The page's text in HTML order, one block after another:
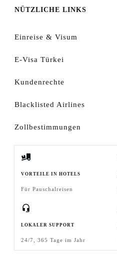
NÜTZLICHE LINKS
Einreise & Visum
E-Visa Türkei
Kundenrechte
Blacklisted Airlines
Zollbestimmungen
VORTEILE IN HOTELS
Für Pauschalreisen
LOKALER SUPPORT
24/7, 365 Tage im Jahr